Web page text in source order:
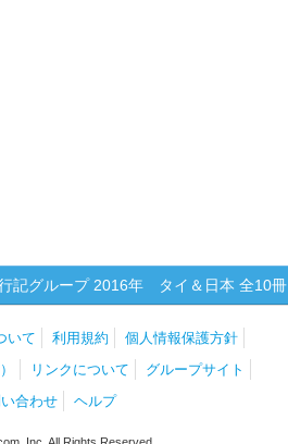
記グループ 2016年 タイ＆日本 全10冊
いて 利用規約
個人情報保護方針
リンクについて
グループサイト
合わせ
ヘルプ